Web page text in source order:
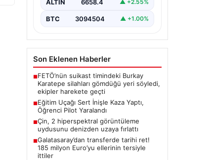
ALTIN 6658.4 ▲ +2.55%
BTC 3094504 ▲ +1.00%
Son Eklenen Haberler
■FETÖ’nün suikast timindeki Burkay
Karatepe silahları gömdüğü yeri söyledi,
ekipler harekete geçti
■Eğitim Uçağı Sert İnişle Kaza Yaptı,
Öğrenci Pilot Yaralandı
■Çin, 2 hiperspektral görüntüleme
uydusunu denizden uzaya fırlattı
■Galatasaray’dan transferde tarihi ret!
185 milyon Euro’yu ellerinin tersiyle
ittiler